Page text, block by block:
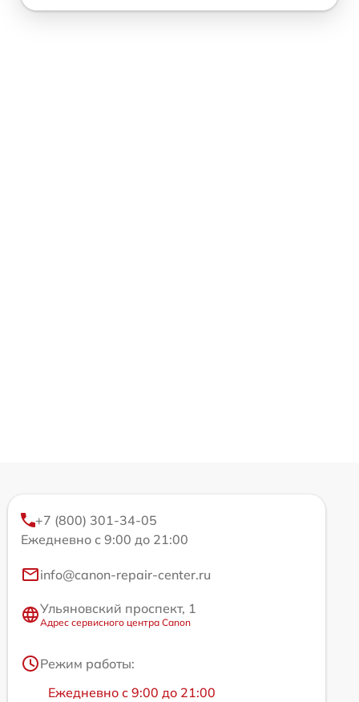
+7 (800) 301-34-05
Ежедневно с 9:00 до 21:00
info@canon-repair-center.ru
Ульяновский проспект, 1
Адрес сервисного центра Canon
Режим работы:
Ежедневно с 9:00 до 21:00